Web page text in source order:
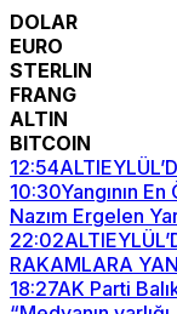
DOLAR
EURO
STERLIN
FRANG
ALTIN
BITCOIN
12:54
10:30Yangının
Nazım Ergelen
22:02
RAKAMLARA
18:27AK Parti